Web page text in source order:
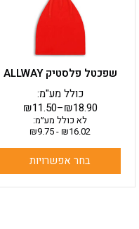
שפכטל פלסטיק ALLWAY
₪11.50–₪18.90
כולל מע"מ:
לא כולל מע״מ:
₪16.02
-
₪9.75
בחר אפשרויות
ניתן
לבחור
האפשרויות
המוצר